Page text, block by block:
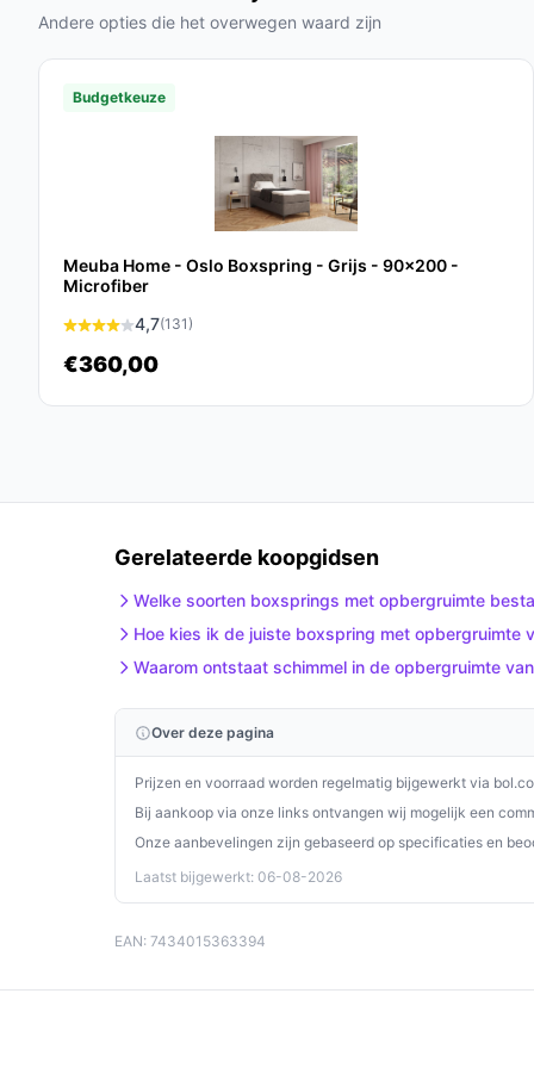
allergie- of onderhoudswensen.
Praktisch t.o.v. alternatieven
Vergelijk op type-niveau: compacte modellen
andere comfort- of draagcapaciteiten hebben.
tussen varianten.
Waar let je op bij comfort? Let op de kern
aansluit bij jouw voorkeur voor
ruimte-efficiënte keuze voor kleinere
benodigde ruimte voor openen van de
Waar let je op bij prestaties? Kijk naar de
totaalgewicht van het meubel (50 kg) voor
Meet deuropeningen en trappenhuis; het
hoogte van 50 cm.
Gebruik geschikte beschermers onder
Laat de topper regelmatig luchten volgens
horen.
Vermijd overbelasting: houd rekening met
Installatie & eerste gebruik
Hoofdlijnen: plaats het bed op een vlakke
Andere opties die het overwegen waard zijn
Budgetkeuze
Meuba Home - Oslo Boxspring - Grijs - 90x200 -
Microfiber
4,7(131)
€360,00
Gerelateerde koopgidsen
Welke soorten boxsprings met opbergruimte
Hoe kies ik de juiste boxspring met opbergruimte
Waarom ontstaat schimmel in de opbergruimte
Over deze pagina
Prijzen en voorraad worden regelmatig bijgewerkt via
Bij aankoop via onze links ontvangen wij mogelijk een
Onze aanbevelingen zijn gebaseerd op specificaties en
Laatst bijgewerkt: 06-08-2026
EAN: 7434015363394